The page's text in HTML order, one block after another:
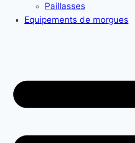
Paillasses
Equipements de morgues